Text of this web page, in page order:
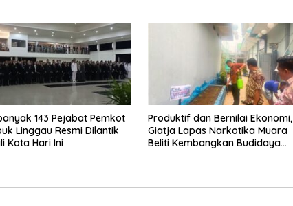
143 Pejabat Pemkot
Linggau Resmi Dilantik
Kota Hari Ini
Produktif dan Bernilai Ekonomi,
Giatja Lapas Narkotika Muara
Beliti Kembangkan Budidaya